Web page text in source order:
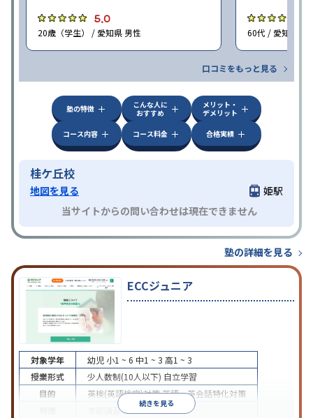
5.0
20歳（学生） / 愛知県 男性 60代 / 愛知県 男
口コミをもっと見る
塾の特徴
こんな人に
おすすめ
メリット・
デメリット
コース内容
コース料金 合格実績
桂ケ丘校
地図を見る
姫駅
当サイトからの問い合わせは現在できません
塾の詳細を見る
ECCジュニア
続きを見る
対象学年 幼児 小1 ~ 6 中1 ~ 3 高1 ~ 3
授業形式
少人数制(10人以下) 自立学習
目的
英検(英語検定)対策英語・英会話特化対策
季節講習のみの受講可